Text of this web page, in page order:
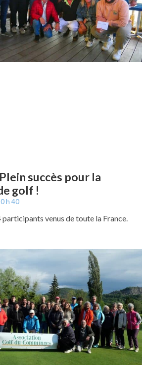
succès pour la
golf !
h 40
venus de toute la France.